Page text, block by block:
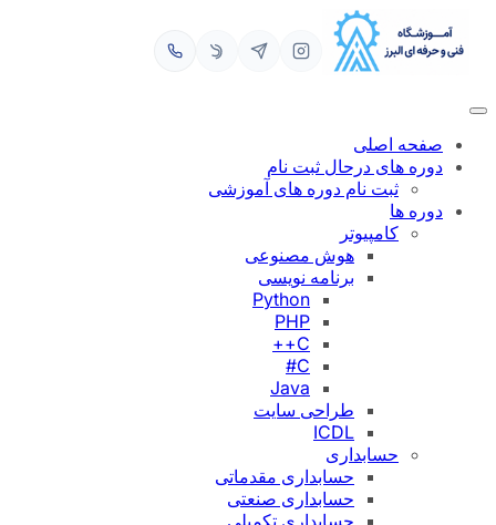
محتوا
صفحه اصلی
دوره های درحال ثبت نام
ثبت نام دوره های آموزشی
دوره ها
کامپیوتر
هوش مصنوعی
برنامه نویسی
Python
PHP
C++
C#
Java
طراحی سایت
ICDL
حسابداری
حسابداری مقدماتی
حسابداری صنعتی
حسابداری تکمیلی